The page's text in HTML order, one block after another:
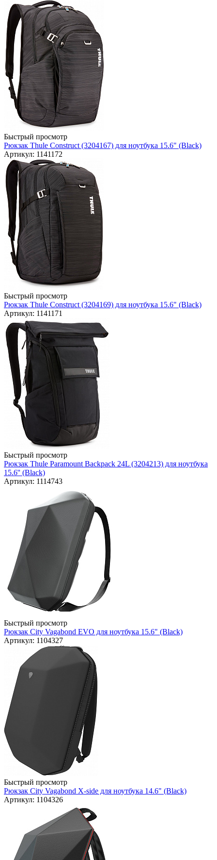
Быстрый просмотр
Рюкзак Thule Construct (3204167) для ноутбука 15.6" (Black)
Артикул: 1141172
Быстрый просмотр
Рюкзак Thule Construct (3204169) для ноутбука 15.6" (Black)
Артикул: 1141171
Быстрый просмотр
Рюкзак Thule Paramount Backpack 24L (3204213) для ноутбука
15.6'' (Black)
Артикул: 1114743
Быстрый просмотр
Рюкзак City Vagabond EVO для ноутбука 15.6" (Black)
Артикул: 1104327
Быстрый просмотр
Рюкзак City Vagabond X-side для ноутбука 14.6" (Black)
Артикул: 1104326